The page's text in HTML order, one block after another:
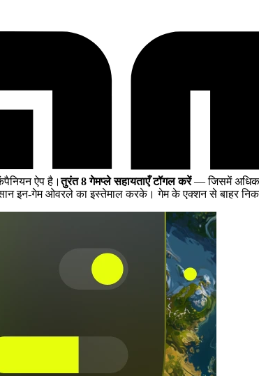
ऐप है।तुरंत 8 गेमप्ले सहायताएँ टॉगल करें— जिसमें
इन-गेम ओवरले का इस्तेमाल करके। गेम के एक्शन से बाहर